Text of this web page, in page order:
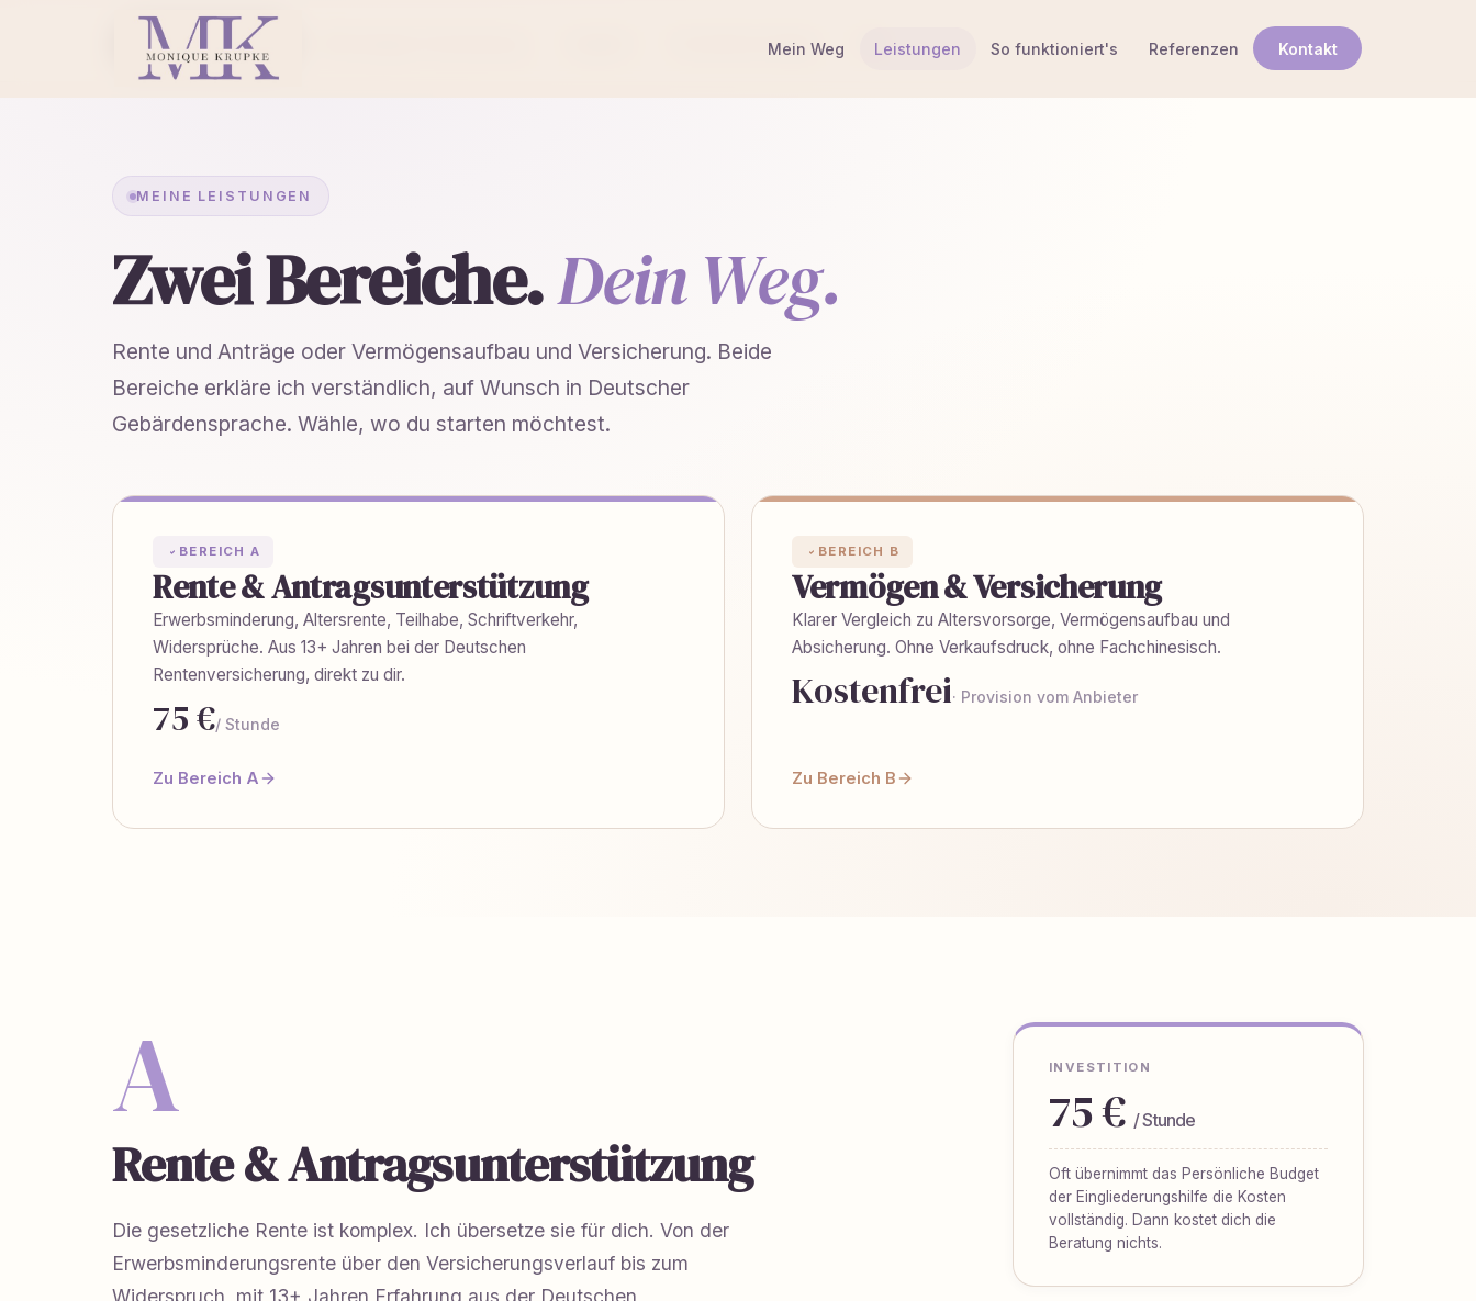
Mein Weg Leistungen So funktioniert's Referenzen Kontakt
Rente & Anträge Persönliches Budget FAQ
MEINE LEISTUNGEN
Zwei Bereiche.Dein Weg.
Rente und Anträge oder Vermögensaufbau und Versicherung. Beide
Bereiche erkläre ich verständlich, auf Wunsch in Deutscher
Gebärdensprache. Wähle, wo du starten möchtest.
BEREICH A
Rente & Antragsunterstützung
Erwerbsminderung, Altersrente, Teilhabe, Schriftverkehr,
Widersprüche. Aus 13+ Jahren bei der Deutschen
Rentenversicherung, direkt zu dir.
75 €/ Stunde
Zu Bereich A
BEREICH B
Vermögen & Versicherung
Klarer Vergleich zu Altersvorsorge, Vermögensaufbau und
Absicherung. Ohne Verkaufsdruck, ohne Fachchinesisch.
Kostenfrei· Provision vom Anbieter
Zu Bereich B
A
Rente & Antragsunterstützung
Die gesetzliche Rente ist komplex. Ich übersetze sie für dich. Von der
Erwerbsminderungsrente über den Versicherungsverlauf bis zum
Widerspruch, mit 13+ Jahren Erfahrung aus der Deutschen
INVESTITION
75 € / Stunde
Oft übernimmt das Persönliche Budget
der Eingliederungshilfe die Kosten
vollständig. Dann kostet dich die
Beratung nichts.